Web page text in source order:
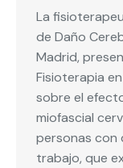
La
de Daño
Madrid,
Fisioterapia
sobre el
miofascial
personas con
trabajo, que